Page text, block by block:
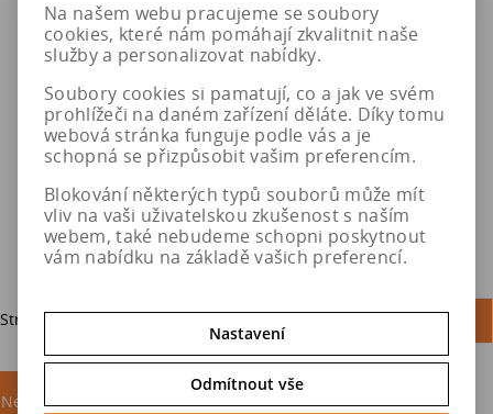
Pewag Sněhové řetězy SXV
6 002 Kč
7 502 Kč
Do košíku
Pewag Sněhové řetězy SXV
6 002 Kč
7 502 Kč
Do košíku
Strana1z1Celkem4záznamů
Nejprodávanější akce
Na našem webu pracujeme se soubory
cookies, které nám pomáhají zkvalitnit naše
služby a personalizovat nabídky.
Soubory cookies si pamatují, co a jak ve svém
prohlížeči na daném zařízení děláte. Díky tomu
webová stránka funguje podle vás a je
schopná se přizpůsobit vašim preferencím.
Blokování některých typů souborů může mít
vliv na vaši uživatelskou zkušenost s naším
webem, také nebudeme schopni poskytnout
vám nabídku na základě vašich preferencí.
Nastavení
Odmítnout vše